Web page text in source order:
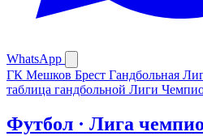
WhatsApp
ГК Мешков Брест Гандбольная
таблица гандбольной Лиги
Футбол · Лига